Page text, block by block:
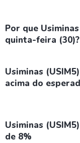
Por que
quinta-feira (30)?
Usiminas
acima do
Usiminas
de 8%